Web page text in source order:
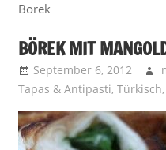
Börek
BÖREK MIT
September 6, 2012
Tapas & Antipasti, Türkisch,